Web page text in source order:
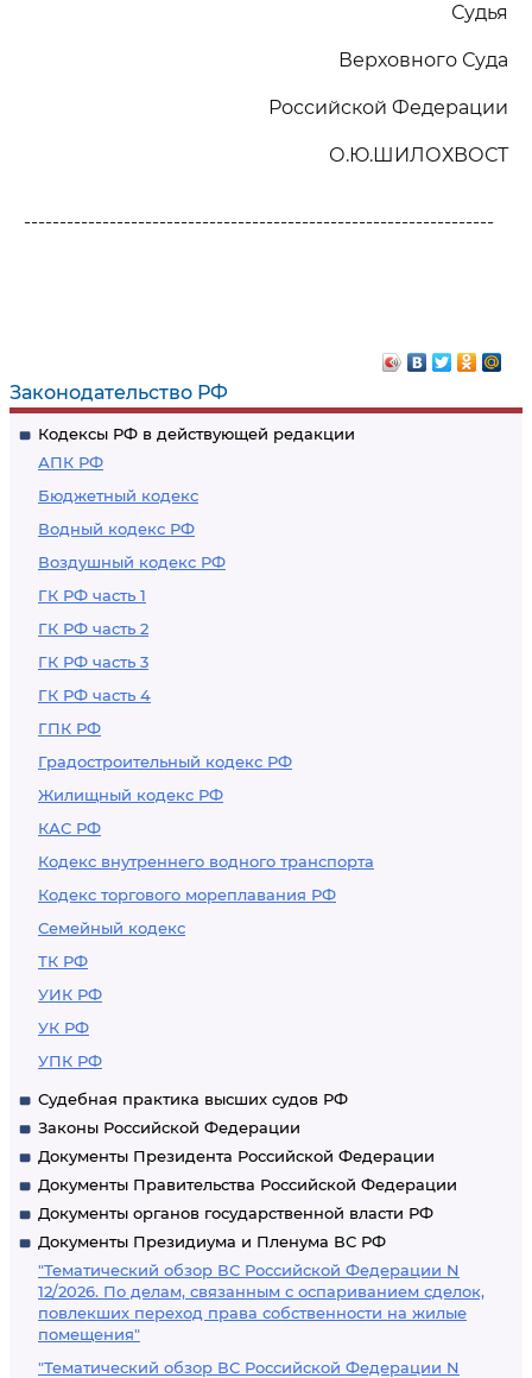
Законодательство РФ
Кодексы РФ в действующей редакции
АПК РФ
Бюджетный кодекс
Водный кодекс РФ
Воздушный кодекс РФ
ГК РФ часть 1
ГК РФ часть 2
ГК РФ часть 3
ГК РФ часть 4
ГПК РФ
Градостроительный кодекс РФ
Жилищный кодекс РФ
КАС РФ
Кодекс внутреннего водного транспорта
Кодекс торгового мореплавания РФ
Семейный кодекс
ТК РФ
УИК РФ
УК РФ
УПК РФ
Судебная практика высших судов РФ
Законы Российской Федерации
Документы Президента Российской Федерации
Документы Правительства Российской Федерации
Документы органов государственной власти РФ
Документы Президиума и Пленума ВС РФ
"Тематический обзор ВС Российской Федерации N
12/2026. По делам, связанным с оспариванием сделок,
повлекших переход права собственности на жилые
помещения"
"Тематический обзор ВС Российской Федерации N
Судья
Верховного Суда
Российской Федерации
О.Ю.ШИЛОХВОСТ
------------------------------------------------------------------